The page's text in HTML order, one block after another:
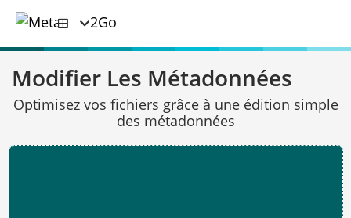
Modifier Les Métadonnées
Optimisez vos fichiers grâce à une édition simple
des métadonnées